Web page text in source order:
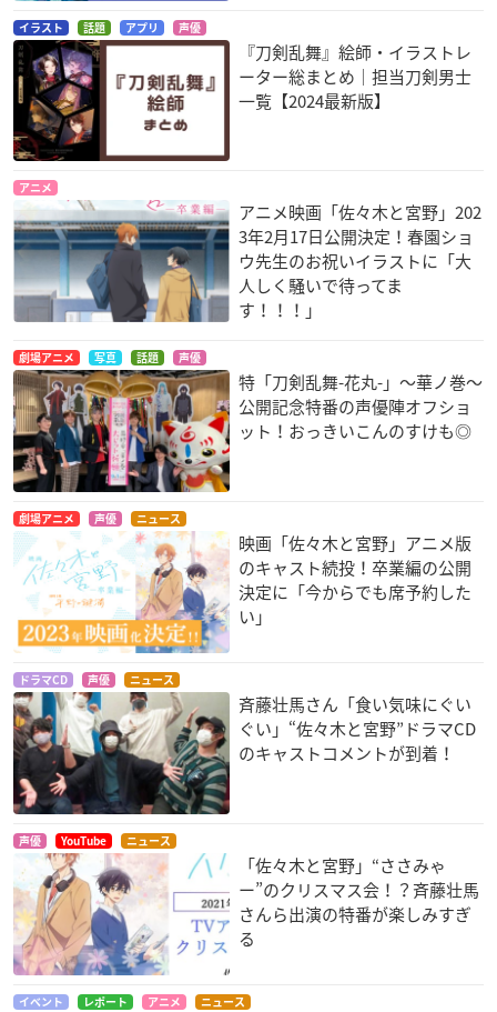
クーゲルムーゲル
イラスト 話題 アプリ 声優
『刀剣乱舞』絵師・イラストレ
ーター総まとめ｜担当刀剣男士
一覧【2024最新版】
アニメ
アニメ映画「佐々木と宮野」202
3年2月17日公開決定！春園ショ
ウ先生のお祝いイラストに「大
人しく騒いで待ってま
す！！！」
劇場アニメ 写真 話題 声優
特「刀剣乱舞-花丸-」～華ノ巻～
公開記念特番の声優陣オフショ
ット！おっきいこんのすけも◎
劇場アニメ 声優 ニュース
映画「佐々木と宮野」アニメ版
のキャスト続投！卒業編の公開
決定に「今からでも席予約した
い」
ドラマCD 声優 ニュース
斉藤壮馬さん「食い気味にぐい
ぐい」“佐々木と宮野”ドラマCD
のキャストコメントが到着！
声優 YouTube ニュース
「佐々木と宮野」“ささみゃ
ー”のクリスマス会！？斉藤壮馬
さんら出演の特番が楽しみすぎ
る
イベント レポート アニメ ニュース